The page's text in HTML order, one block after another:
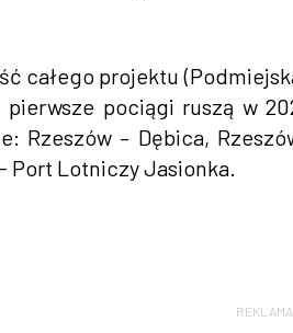
całego projektu
pierwsze pociągi ruszą w
Rzeszów – Dębica,
Port Lotniczy Jasionka.
REKLAMA